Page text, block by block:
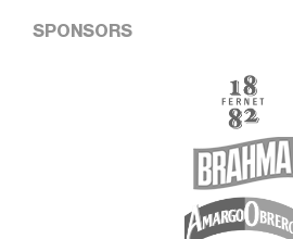
SPONSORS